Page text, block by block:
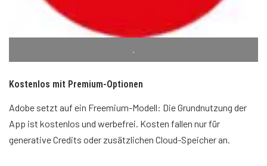
.
Kostenlos mit Premium-Optionen
Adobe setzt auf ein Freemium-Modell: Die Grundnutzung der
App ist kostenlos und werbefrei. Kosten fallen nur für
generative Credits oder zusätzlichen Cloud-Speicher an.